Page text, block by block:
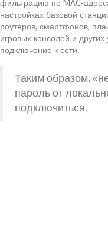
фильтрацию по MAC-
настройках базовой
роутеров, смартфонов,
игровых консолей и
подключение к сети.
Таким образом,
пароль от
подключиться.